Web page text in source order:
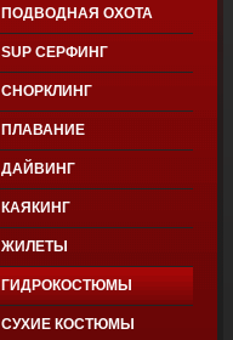
ПОДВОДНАЯ ОХОТА
SUP СЕРФИНГ
СНОРКЛИНГ
ПЛАВАНИЕ
ДАЙВИНГ
КАЯКИНГ
ЖИЛЕТЫ
ГИДРОКОСТЮМЫ
СУХИЕ КОСТЮМЫ